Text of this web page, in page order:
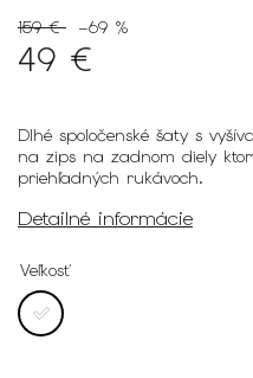
159 € –69 %
49 €
Dlhé spoločenské šaty s
na zips na zadnom diely
priehľadných rukávoch.
Detailné informácie
Veľkosť